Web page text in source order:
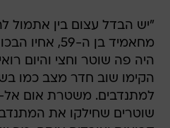
"יש הבדל עצום בין אתמול
מחאמיד בן ה-
היה פה שוטר וחצי והיום
הקימו שוב חדר מצב כמו
למתנדבים. משטרת אום
שוטרים שחילקו את